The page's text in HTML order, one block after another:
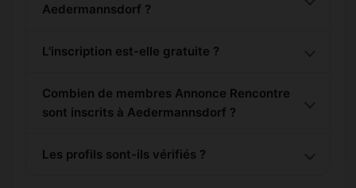
Aedermannsdorf ?
L'inscription est-elle gratuite ?
Combien de membres Annonce Rencontre
sont inscrits à Aedermannsdorf ?
Les profils sont-ils vérifiés ?